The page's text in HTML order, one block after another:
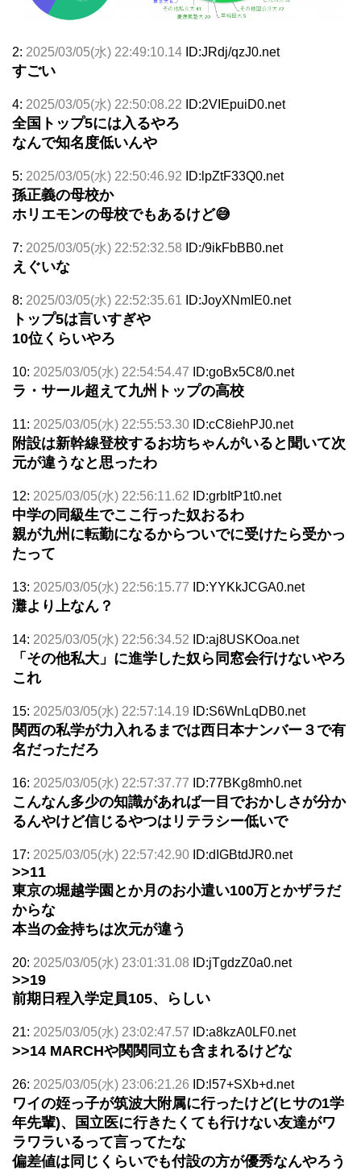
2: 2025/03/05(水) 22:49:10.14 ID:JRdj/qzJ0.net
すごい
4: 2025/03/05(水) 22:50:08.22 ID:2VIEpuiD0.net
全国トップ5には入るやろ
なんで知名度低いんや
5: 2025/03/05(水) 22:50:46.92 ID:lpZtF33Q0.net
孫正義の母校か
ホリエモンの母校でもあるけど😅
7: 2025/03/05(水) 22:52:32.58 ID:/9ikFbBB0.net
えぐいな
8: 2025/03/05(水) 22:52:35.61 ID:JoyXNmIE0.net
トップ5は言いすぎや
10位くらいやろ
10: 2025/03/05(水) 22:54:54.47 ID:goBx5C8/0.net
ラ・サール超えて九州トップの高校
11: 2025/03/05(水) 22:55:53.30 ID:cC8iehPJ0.net
附設は新幹線登校するお坊ちゃんがいると聞いて次
元が違うなと思ったわ
12: 2025/03/05(水) 22:56:11.62 ID:grbItP1t0.net
中学の同級生でここ行った奴おるわ
親が九州に転勤になるからついでに受けたら受かっ
たって
13: 2025/03/05(水) 22:56:15.77 ID:YYKkJCGA0.net
灘より上なん？
14: 2025/03/05(水) 22:56:34.52 ID:aj8USKOoa.net
「その他私大」に進学した奴ら同窓会行けないやろ
これ
15: 2025/03/05(水) 22:57:14.19 ID:S6WnLqDB0.net
関西の私学が力入れるまでは西日本ナンバー３で有
名だっただろ
16: 2025/03/05(水) 22:57:37.77 ID:77BKg8mh0.net
こんなん多少の知識があれば一目でおかしさが分か
るんやけど信じるやつはリテラシー低いで
17: 2025/03/05(水) 22:57:42.90 ID:dIGBtdJR0.net
>>11
東京の堀越学園とか月のお小遣い100万とかザラだ
からな
本当の金持ちは次元が違う
20: 2025/03/05(水) 23:01:31.08 ID:jTgdzZ0a0.net
>>19
前期日程入学定員105、らしい
21: 2025/03/05(水) 23:02:47.57 ID:a8kzA0LF0.net
>>14 MARCHや関関同立も含まれるけどな
26: 2025/03/05(水) 23:06:21.26 ID:l57+SXb+d.net
ワイの姪っ子が筑波大附属に行ったけど(ヒサの1学
年先輩)、国立医に行きたくても行けない友達がワ
ラワラいるって言ってたな
偏差値は同じくらいでも付設の方が優秀なんやろう